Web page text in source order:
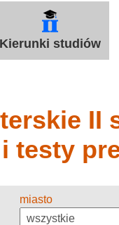
Kierunki studiów
II
i testy
miasto